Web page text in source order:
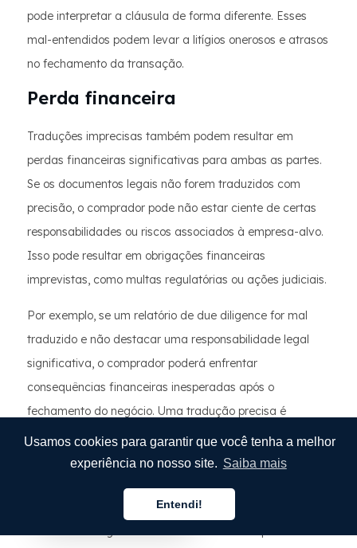
Usamos cookies para garantir que você tenha a melhor
experiência no nosso site. Saiba mais
Entendi!
pode interpretar a cláusula de forma diferente. Esses
mal-entendidos podem levar a litígios onerosos e atrasos
no fechamento da transação.
Perda financeira
Traduções imprecisas também podem resultar em
perdas financeiras significativas para ambas as partes.
Se os documentos legais não forem traduzidos com
precisão, o comprador pode não estar ciente de certas
responsabilidades ou riscos associados à empresa-alvo.
Isso pode resultar em obrigações financeiras
imprevistas, como multas regulatórias ou ações judiciais.
Por exemplo, se um relatório de due diligence for mal
traduzido e não destacar uma responsabilidade legal
significativa, o comprador poderá enfrentar
consequências financeiras inesperadas após o
fechamento do negócio. Uma tradução precisa é
essencial para garantir que ambas as partes entendam
totalmente os riscos financeiros associados à transação.
Danos à reputação
Português